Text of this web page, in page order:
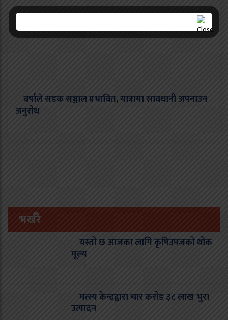
वर्षाले सडक सञ्जाल प्रभावित, यात्रामा सावधानी अपनाउन
अनुरोध
भर्खरै
यस्तो छ आजका लागि कृषिउपजको थोक
मूल्य
मत्स्य केन्द्रद्वारा चार करोड ३८ लाख भुरा
उत्पादन